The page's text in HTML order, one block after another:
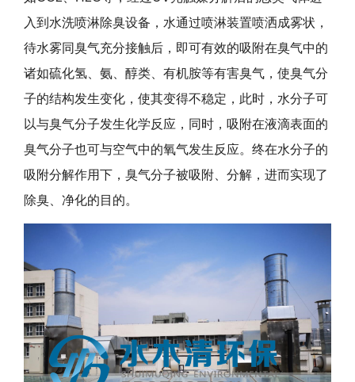
入到水洗喷淋除臭设备，水通过喷淋装置喷洒成雾状，
待水雾同臭气充分接触后，即可有效的吸附在臭气中的
诸如硫化氢、氨、醇类、有机胺等有害臭气，使臭气分
子的结构发生变化，使其变得不稳定，此时，水分子可
以与臭气分子发生化学反应，同时，吸附在液滴表面的
臭气分子也可与空气中的氧气发生反应。终在水分子的
吸附分解作用下，臭气分子被吸附、分解，进而实现了
除臭、净化的目的。